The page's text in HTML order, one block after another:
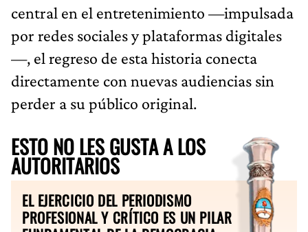
central en el entretenimiento —impulsada
por redes sociales y plataformas digitales
—, el regreso de esta historia conecta
directamente con nuevas audiencias sin
perder a su público original.
ESTO NO LES GUSTA A LOS
AUTORITARIOS
EL EJERCICIO DEL PERIODISMO
PROFESIONAL Y CRÍTICO ES UN PILAR